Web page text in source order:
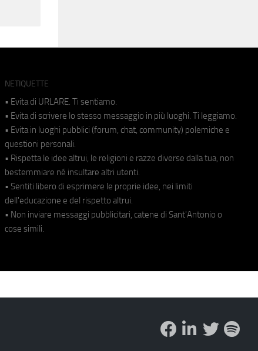
NETIQUETTE
• Evita di URLARE. Ti sentiamo.
• Evita di scrivere lo stesso messaggio in più luoghi. Ti leggiamo.
• Evita in luoghi pubblici (forum, chat, community) polemiche e
questioni personali.
• Rispetta le idee altrui, le religioni e razze diverse dalla tua, non
bestemmiare né insultare altri utenti.
• Sentiti libero di esprimere le proprie idee, nei limiti
dell'educazione e del rispetto altrui.
• Non inviare messaggi pubblicitari, catene di Sant'Antonio o
cose simili.